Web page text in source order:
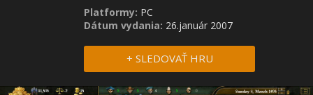
Platformy: PC
Dátum vydania: 26.január 2007
+ SLEDOVAŤ HRU